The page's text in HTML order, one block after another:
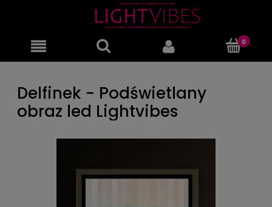
Delfinek - Podświetlany
obraz led Lightvibes